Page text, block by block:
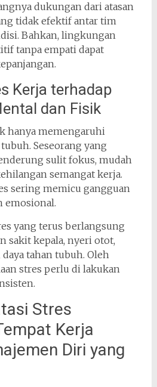
dukungan dari atasan
tidak efektif antar tim
Bahkan, lingkungan
tanpa empati dapat
Kerja terhadap
dan Fisik
hanya memengaruhi
Seseorang yang
sulit fokus, mudah
semangat kerja.
sering memicu gangguan
emosional.
yang terus berlangsung
sakit kepala, nyeri otot,
tahan tubuh. Oleh
stres perlu di lakukan
Stres
Kerja
Diri yang